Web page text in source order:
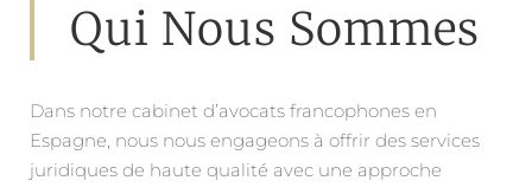
Qui Nous Sommes
Dans notre cabinet d’avocats francophones en
Espagne, nous nous engageons à offrir des services
juridiques de haute qualité avec une approche